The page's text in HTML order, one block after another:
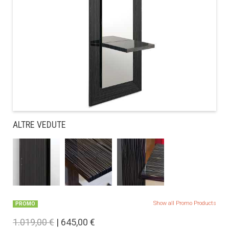
ALTRE VEDUTE
PROMO Show all Promo Products
1.019,00 € | 645,00 €